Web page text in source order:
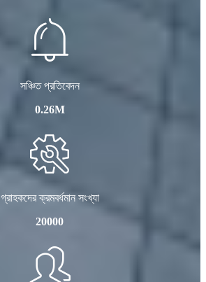
সঞ্চিত প্রতিবেদন
0.26M
গ্রাহকদের ক্রমবর্ধমান সংখ্যা
20000